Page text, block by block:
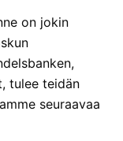
on jokin
tulee teidän
seuraavaa